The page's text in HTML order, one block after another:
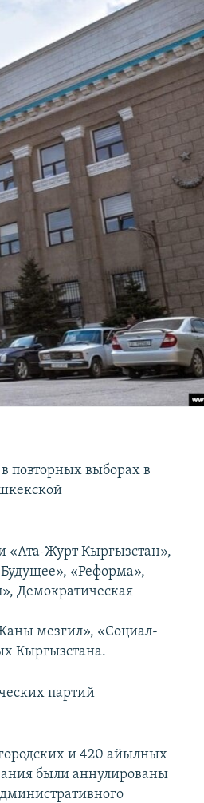
повторных выборах в
«Ата-Журт Кыргызстан»,
«Реформа»,
Демократическая
мезгил», «Социал-
Кыргызстана.
партий
и 420 айылных
были аннулированы